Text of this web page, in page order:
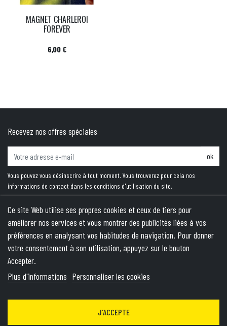
MAGNET CHARLEROI
FOREVER
Prix
6,00 €
Recevez nos offres spéciales
ok
Vous pouvez vous désinscrire à tout moment. Vous trouverez pour cela nos
informations de contact dans les conditions d'utilisation du site.
PRODUITS
NOTRE SOCIÉTÉ
VOTRE COMPTE
Ce site Web utilise ses propres cookies et ceux de tiers pour
améliorer nos services et vous montrer des publicités liées à vos
préférences en analysant vos habitudes de navigation. Pour donner
votre consentement à son utilisation, appuyez sur le bouton
Accepter.
Plus d'informations Personnaliser les cookies
J'ACCEPTE
© 2026 - Theme by Wepika- This site is protected by reCAPTCHA